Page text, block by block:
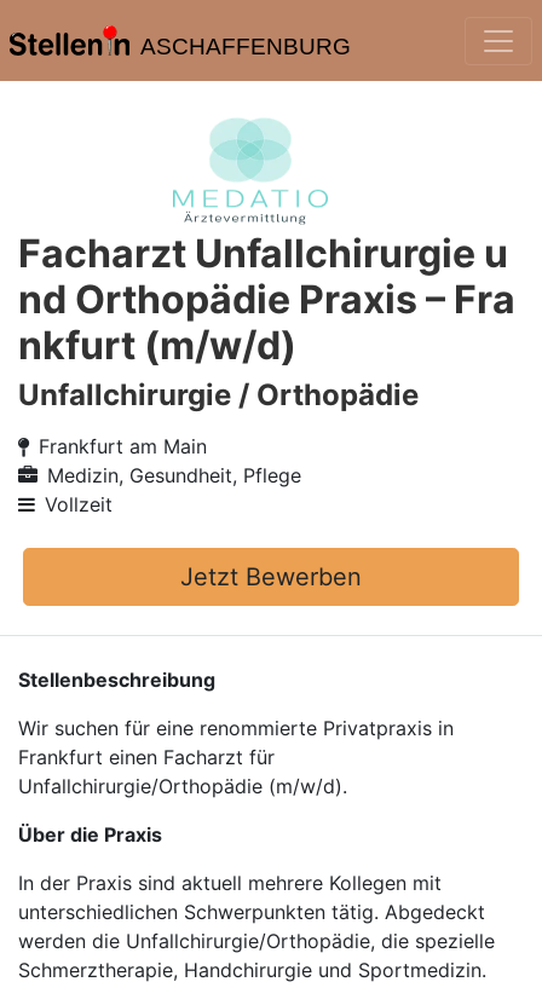
ASCHAFFENBURG
Facharzt Unfallchirurgie u
nd Orthopädie Praxis – Fra
nkfurt (m/w/d)
Unfallchirurgie / Orthopädie
Frankfurt am Main
Medizin, Gesundheit, Pflege
Vollzeit
Jetzt Bewerben
Stellenbeschreibung
Wir suchen für eine renommierte Privatpraxis in
Frankfurt einen Facharzt für
Unfallchirurgie/Orthopädie (m/w/d).
Über die Praxis
In der Praxis sind aktuell mehrere Kollegen mit
unterschiedlichen Schwerpunkten tätig. Abgedeckt
werden die Unfallchirurgie/Orthopädie, die spezielle
Schmerztherapie, Handchirurgie und Sportmedizin.